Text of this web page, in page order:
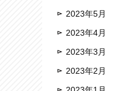
2023年5月
2023年4月
2023年3月
2023年2月